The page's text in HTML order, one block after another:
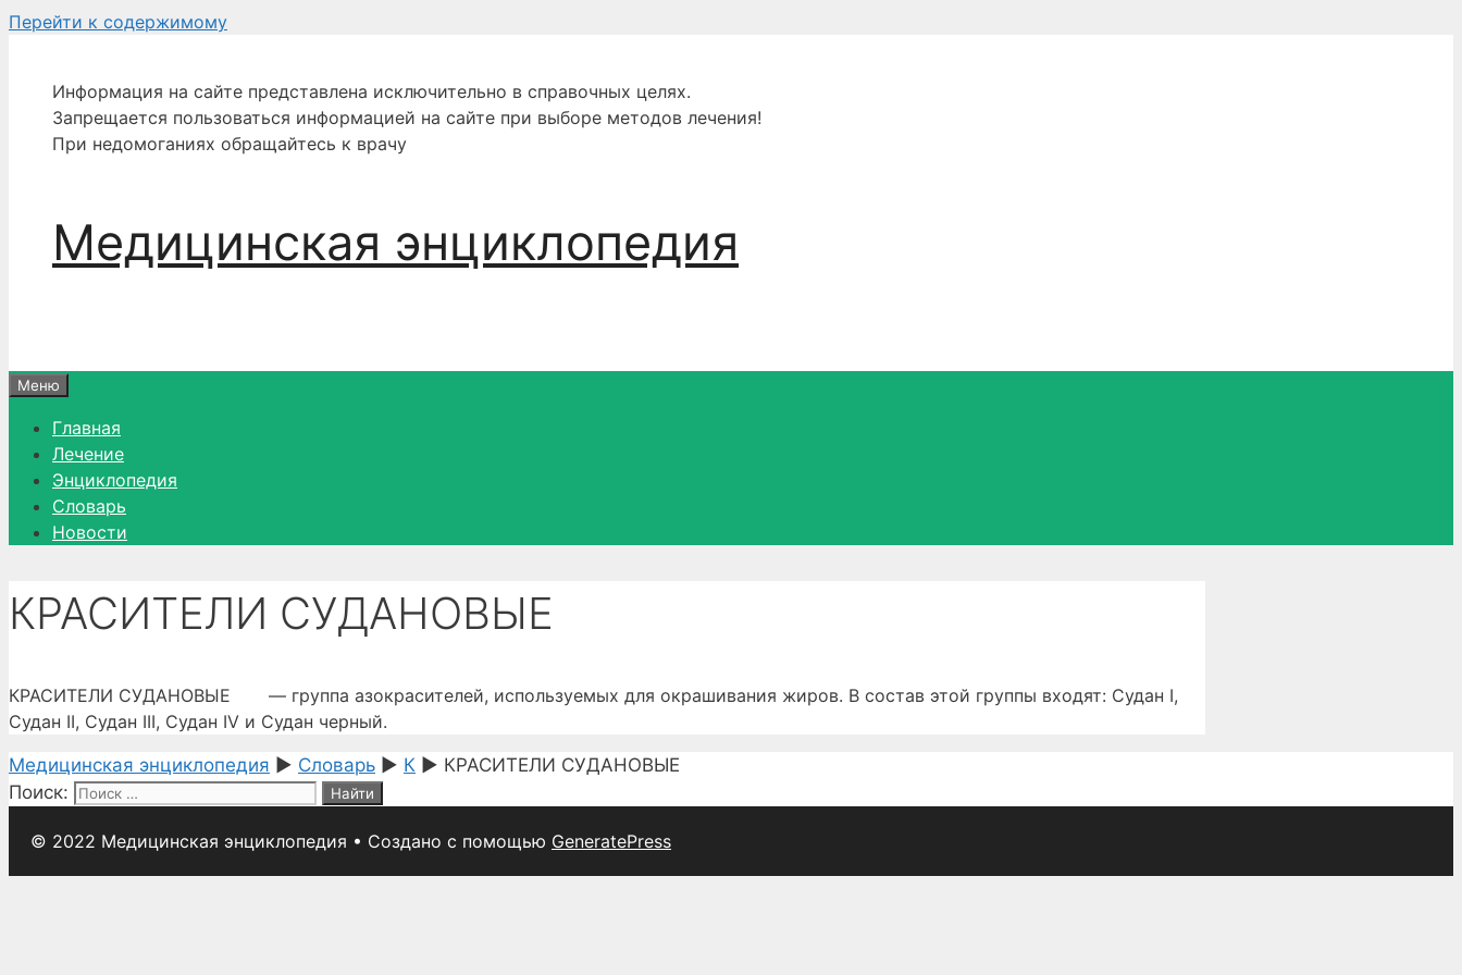
Перейти к содержимому
Информация на сайте представлена исключительно в справочных целях.
Запрещается пользоваться информацией на сайте при выборе методов лечения!
При недомоганиях обращайтесь к врачу
Медицинская энциклопедия
Меню
Главная
Лечение
Энциклопедия
Словарь
Новости
КРАСИТЕЛИ СУДАНОВЫЕ
КРАСИТЕЛИ СУДАНОВЫЕ — группа азокрасителей, используемых для окрашивания жиров. В состав этой группы входят: Судан I,
Судан II, Судан III, Судан IV и Судан черный.
Медицинская энциклопедия ► Словарь ► К ► КРАСИТЕЛИ СУДАНОВЫЕ
Поиск:
© 2022 Медицинская энциклопедия • Создано с помощью GeneratePress